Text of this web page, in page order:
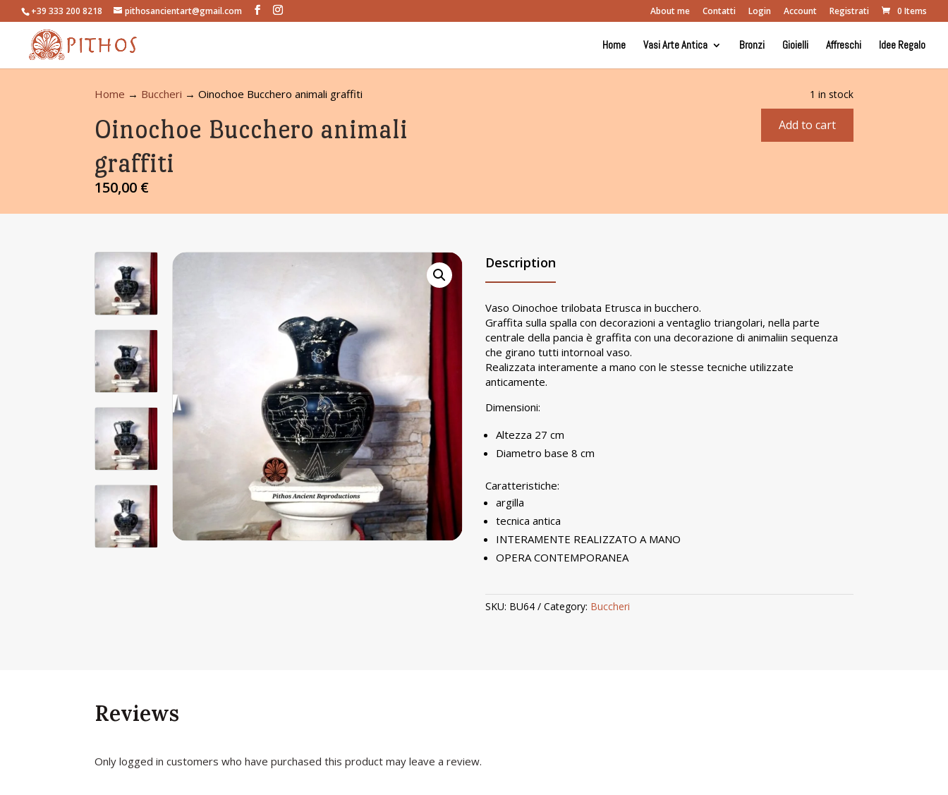
+39 333 200 8218 pithosancientart@gmail.com About me Contatti Login Account Registrati 0 Items
Home Vasi Arte Antica Bronzi Gioielli Affreschi Idee Regalo
Home → Buccheri → Oinochoe Bucchero animali graffiti
Oinochoe Bucchero animali
graffiti
150,00 €
1 in stock
Oinochoe
Bucchero
Add to cart
Description
Vaso Oinochoe trilobata Etrusca in bucchero.
Graffita sulla spalla con decorazioni a ventaglio triangolari, nella parte
centrale della pancia è graffita con una decorazione di animaliin sequenza
che girano tutti intornoal vaso.
Realizzata interamente a mano con le stesse tecniche utilizzate
anticamente.
Dimensioni:
Altezza 27 cm
Diametro base 8 cm
Caratteristiche:
argilla
tecnica antica
INTERAMENTE REALIZZATO A MANO
OPERA CONTEMPORANEA
SKU: BU64 Category: Buccheri
Reviews
Only logged in customers who have purchased this product may leave a review.